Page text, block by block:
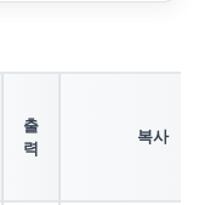
출
력
복사